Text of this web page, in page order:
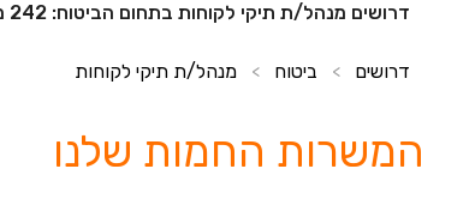
דרושים מנהל/ת תיקי לקוחות בתחום הביטוח: 242 משרות חדשות
דרושים > ביטוח > מנהל/ת תיקי לקוחות
המשרות החמות שלנו